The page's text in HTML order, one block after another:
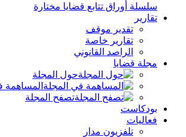
سلسلة أوراق تتابع قضايا مختارة
تقارير
تقدير موقف
تقارير خاصة
الراصد القانوني
مجلة قضايا
حول المجلة
المساهمة
تصفح المجلة
بودكاست
فعاليات
تلفزيون مدار